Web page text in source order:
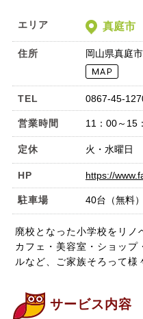
エリア 真庭市
住所 岡山県真庭
TEL 0867-45-
営業時間 11：00～15
定休 火・水曜日
HP https://
駐車場 40台（無料）
廃校となった小学校をリノ
カフェ・美容室・ショップ
ルなど、ご家族そろって様
サービス内容